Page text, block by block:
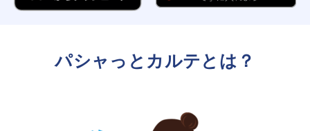
パシャっとカルテとは？